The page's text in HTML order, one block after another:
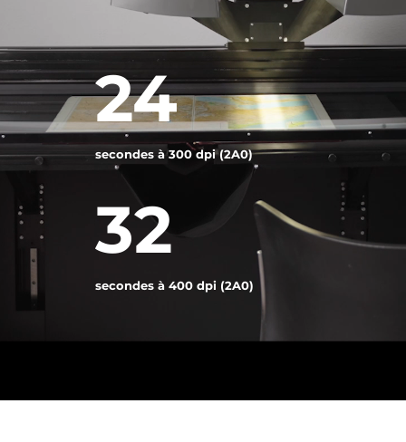
24
secondes à 300 dpi (2A0)
32
secondes à 400 dpi (2A0)